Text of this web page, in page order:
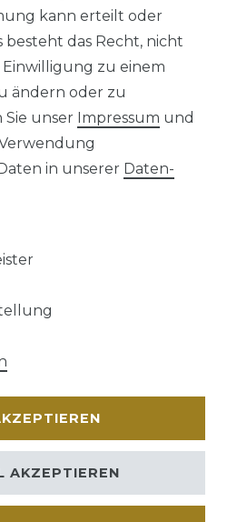
kann erteilt oder
das Recht, nicht
zu einem
ändern oder zu
unser Impressum und
in unserer Daten­
AKZEPTIEREN